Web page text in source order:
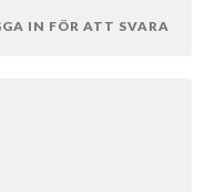
IN FÖR ATT SVARA